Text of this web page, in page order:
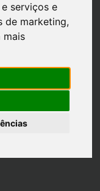
serviços e
de marketing,
mais